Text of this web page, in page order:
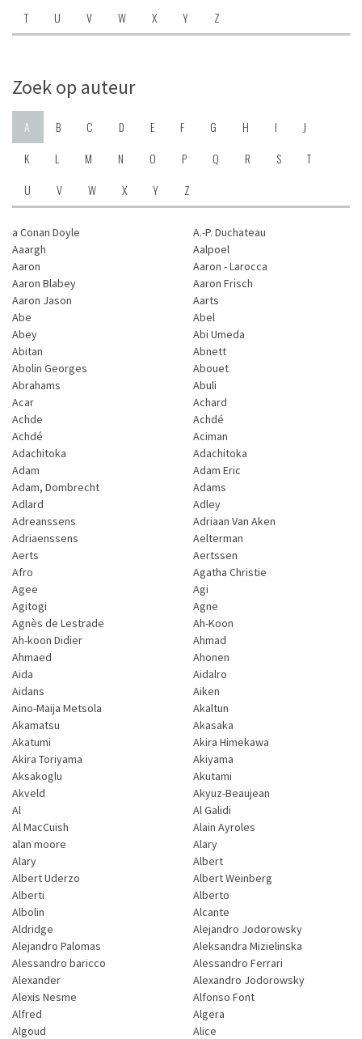
T
U V W X Y Z
Zoek op auteur
A B C D E F G H I
J
K
L M N O P Q R S
T
U
V W X Y Z
a Conan Doyle
A.-P. Duchateau
Aaargh
Aalpoel
Aaron
Aaron - Larocca
Aaron Blabey
Aaron Frisch
Aaron Jason
Aarts
Abe
Abel
Abey
Abi Umeda
Abitan
Abnett
Abolin Georges
Abouet
Abrahams
Abuli
Acar
Achard
Achde
Achdé
Achdé
Aciman
Adachitoka
Adachitoka
Adam
Adam Eric
Adam, Dombrecht
Adams
Adlard
Adley
Adreanssens
Adriaan Van Aken
Adriaenssens
Aelterman
Aerts
Aertssen
Afro
Agatha Christie
Agee
Agi
Agitogi
Agne
Agnès de Lestrade
Ah-Koon
Ah-koon Didier
Ahmad
Ahmaed
Ahonen
Aida
Aidalro
Aidans
Aiken
Aino-Maija Metsola
Akaltun
Akamatsu
Akasaka
Akatumi
Akira Himekawa
Akira Toriyama
Akiyama
Aksakoglu
Akutami
Akveld
Akyuz-Beaujean
Al
Al Galidi
Al MacCuish
Alain Ayroles
alan moore
Alary
Alary
Albert
Albert Uderzo
Albert Weinberg
Alberti
Alberto
Albolin
Alcante
Aldridge
Alejandro Jodorowsky
Alejandro Palomas
Aleksandra Mizielinska
Alessandro baricco
Alessandro Ferrari
Alexander
Alexandro Jodorowsky
Alexis Nesme
Alfonso Font
Alfred
Algera
Algoud
Alice